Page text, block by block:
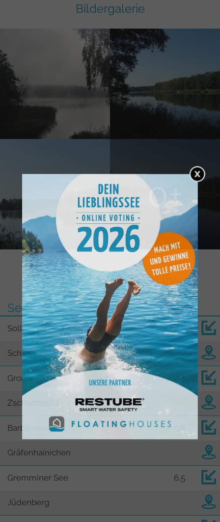
Bildergalerie
0+
Weitere Seen in der Nähe
See
km
Sollnitzsee 4,3
Schierau
Großer Teich 4,4
Zschornewitz
Barbarasee
Gräfenhainichen
Gremminer See 6,5
Jüdenberg